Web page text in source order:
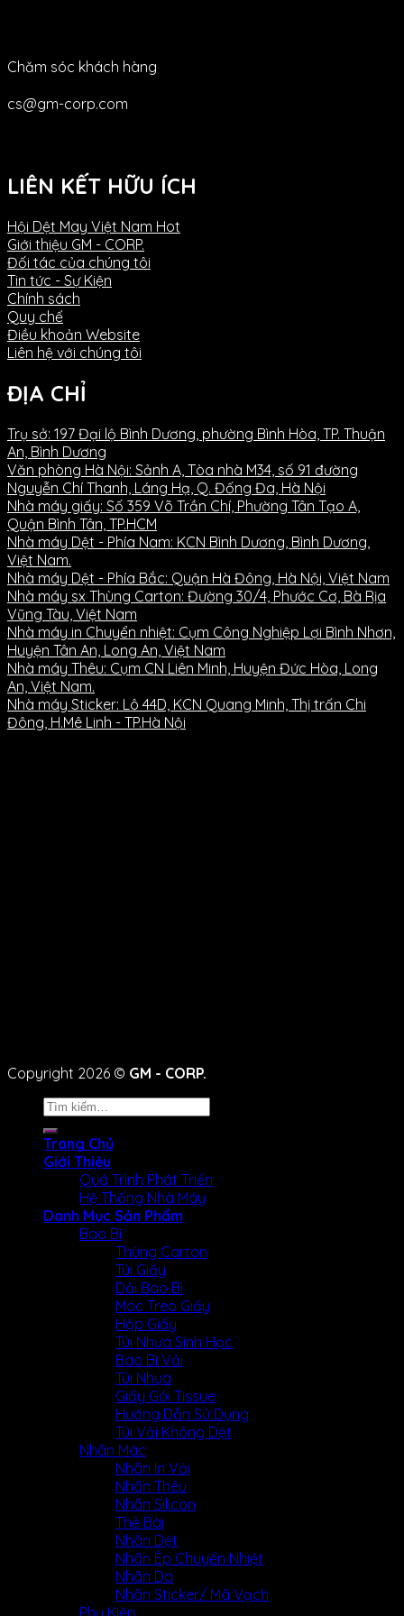
Chăm sóc khách hàng
cs@gm-corp.com
LIÊN KẾT HỮU ÍCH
Hội Dệt May Việt Nam
Giới thiệu GM - CORP.
Đối tác của chúng tôi
Tin tức - Sự Kiện
Chính sách
Quy chế
Điều khoản Website
Liên hệ với chúng tôi
ĐỊA CHỈ
Trụ sở: 197 Đại lộ Bình Dương, phường Bình Hòa, TP. Thuận
An, Bình Dương
Văn phòng Hà Nội: Sảnh A, Tòa nhà M34, số 91 đường
Nguyễn Chí Thanh, Láng Hạ, Q. Đống Đa, Hà Nội
Nhà máy giấy: Số 359 Võ Trần Chí, Phường Tân Tạo A,
Quận Bình Tân, TP.HCM
Nhà máy Dệt - Phía Nam: KCN Bình Dương, Bình Dương,
Việt Nam.
Nhà máy Dệt - Phía Bắc: Quận Hà Đông, Hà Nội, Việt Nam
Nhà máy sx Thùng Carton: Đường 30/4, Phước Cơ, Bà Rịa
Vũng Tàu, Việt Nam
Nhà máy in Chuyển nhiệt: Cụm Công Nghiệp Lợi Bình Nhơn,
Huyện Tân An, Long An, Việt Nam
Nhà máy Thêu: Cụm CN Liên Minh, Huyện Đức Hòa, Long
An, Việt Nam.
Nhà máy Sticker: Lô 44D, KCN Quang Minh, Thị trấn Chi
Đông, H.Mê Linh - TP.Hà Nội
Copyright 2026 © GM - CORP.
Tìm
kiếm:
Trang Chủ
Giới Thiệu
Quá Trình Phát Triển
Hệ Thống Nhà Máy
Danh Mục Sản Phẩm
Bao Bì
Thùng Carton
Túi Giấy
Dải Bao Bì
Móc Treo Giấy
Hộp Giấy
Túi Nhựa Sinh Học
Bao Bì Vải
Túi Nhựa
Giấy Gói Tissue
Hướng Dẫn Sử Dụng
Túi Vải Không Dệt
Nhãn Mác
Nhãn In Vải
Nhãn Thêu
Nhãn Silicon
Thẻ Bài
Nhãn Dệt
Nhãn Ép Chuyển Nhiệt
Nhãn Da
Nhãn Sticker/ Mã Vạch
Phụ Kiện